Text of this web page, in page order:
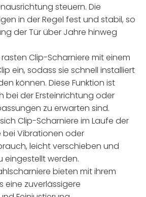
steuern. Die
in der Regel fest und stabil, so
der Tür über Jahre hinweg
Clip-Scharniere mit einem
ein, sodass sie schnell installiert
können. Diese Funktion ist
bei der Ersteinrichtung oder
zu erwarten sind.
Clip-Scharniere im Laufe der
bei Vibrationen oder
leicht verschieben und
eingestellt werden.
bieten mit ihrem
eine zuverlässigere